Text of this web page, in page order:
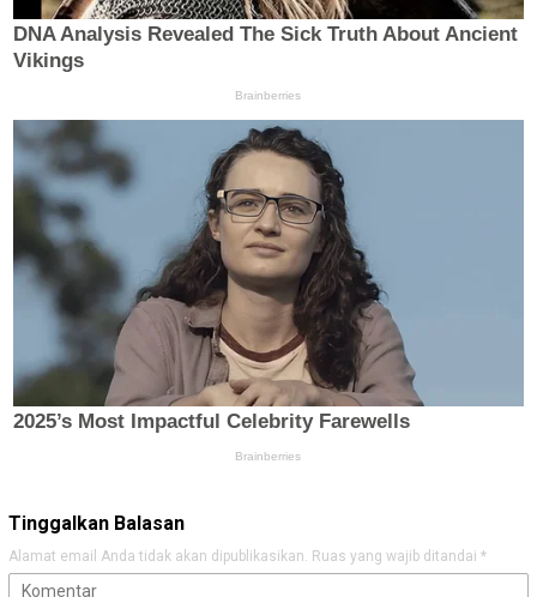
Tinggalkan Balasan
Alamat email Anda tidak akan dipublikasikan. Ruas yang wajib ditandai *